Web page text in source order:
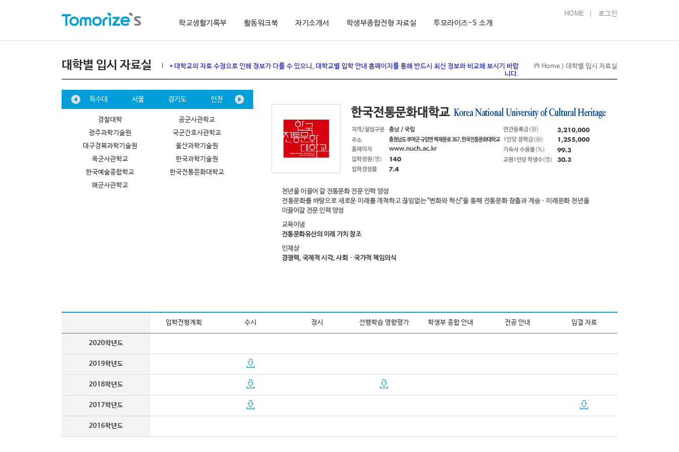
학교생활기록부 활동워크북 자기소개서 학생부종합전형 자료실 투모라이즈-S 소개
HOME 로그인
대학별 입시 자료실
* 대학교의 자료 수정으로 인해 정보가 다를 수 있으니, 대학교별 입학 안내 홈페이지를 통해 반드시 최신 정보와 비교해 보시기 바랍
니다.
Home > 대학별 입시 자료실
특수대 서울 경기도 인천
경찰대학
공군사관학교
광주과학기술원
국군간호사관학교
대구경북과학기술원
울산과학기술원
육군사관학교
한국과학기술원
한국예술종합학교
한국전통문화대학교
해군사관학교
입학전형계획 수시 정시 선행학습 영향평가 학생부 종합 안내 전공 안내 입결 자료
2020학년도
2019학년도
2018학년도
2017학년도
2016학년도